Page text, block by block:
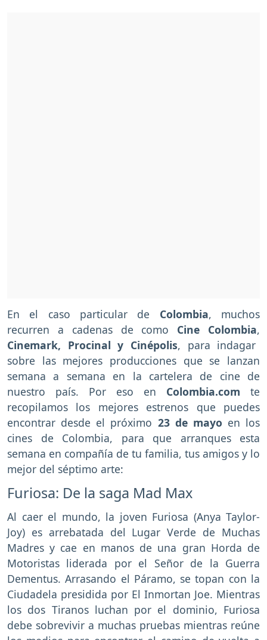
En el caso particular de Colombia, muchos
recurren a cadenas de como Cine Colombia,
Cinemark, Procinal y Cinépolis, para indagar
sobre las mejores producciones que se lanzan
semana a semana en la cartelera de cine de
nuestro país. Por eso en Colombia.com te
recopilamos los mejores estrenos que puedes
encontrar desde el próximo 23 de mayo en los
cines de Colombia, para que arranques esta
semana en compañía de tu familia, tus amigos y lo
mejor del séptimo arte:
Furiosa: De la saga Mad Max
Al caer el mundo, la joven Furiosa (Anya Taylor-
Joy) es arrebatada del Lugar Verde de Muchas
Madres y cae en manos de una gran Horda de
Motoristas liderada por el Señor de la Guerra
Dementus. Arrasando el Páramo, se topan con la
Ciudadela presidida por El Inmortan Joe. Mientras
los dos Tiranos luchan por el dominio, Furiosa
debe sobrevivir a muchas pruebas mientras reúne